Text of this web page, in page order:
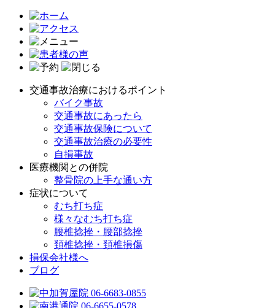
交通事故治療におけるポイント
バイク事故
交通事故にあったら
交通事故保険について
交通事故治療の必要性
自損事故
医療機関との併院
整骨院の上手な通い方
症状について
むち打ち症
様々なむち打ち症
腰椎捻挫・腰部捻挫
頚椎捻挫・頚椎損傷
損保会社様へ
ブログ